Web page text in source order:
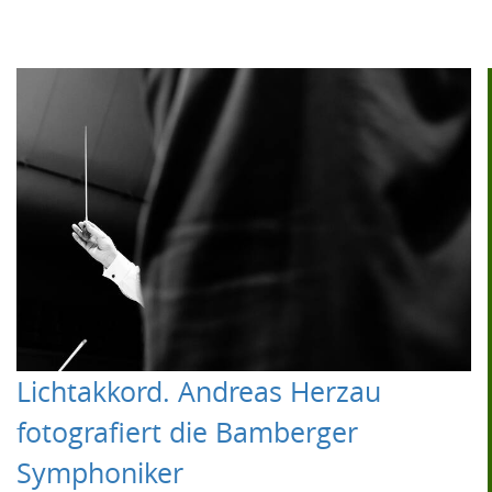
Lichtakkord. Andreas Herzau
fotografiert die Bamberger
Symphoniker